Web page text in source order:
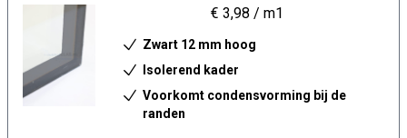
€ 3,98 / m1
Zwart 12 mm hoog
Isolerend kader
Voorkomt condensvorming bij de
randen